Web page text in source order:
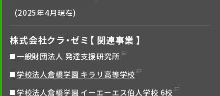
(2025年4月現在)
株式会社クラ・ゼミ【 関連事業 】
一般財団法人 発達支援研究所
学校法人倉橋学園 キラリ高等学校
学校法人倉橋学園 イーエーエス伯人学校 6校